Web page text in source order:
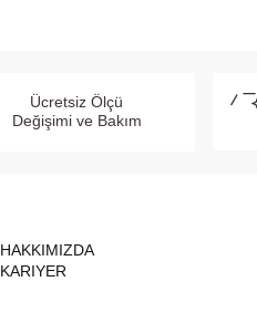
Ücretsiz Ölçü
Değişimi ve Bakım
HAKKIMIZDA
KARIYER